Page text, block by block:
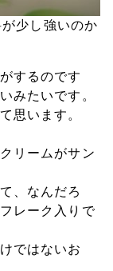
少し強いのか
するのです
みたいです。
思います。
リームがサン
、なんだろ
レーク入りで
ではないお